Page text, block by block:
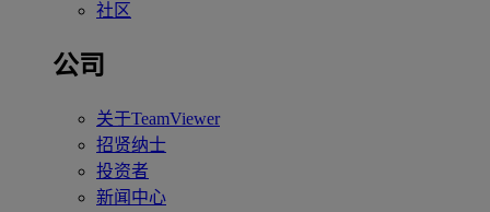
社区
公司
关于TeamViewer
招贤纳士
投资者
新闻中心